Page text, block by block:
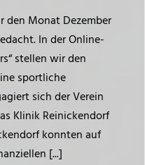
den Monat Dezember
In der Online-
stellen wir den
sportliche
sich der Verein
Klinik Reinickendorf
konnten auf
[...]